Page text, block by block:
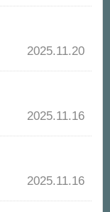
2025.11.20
2025.11.16
2025.11.16